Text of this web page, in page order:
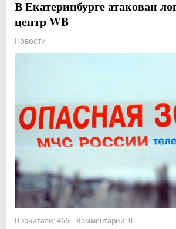
В Екатеринбурге атакован
центр WB
Новости
Прочитали: 466 Комментарии: 0